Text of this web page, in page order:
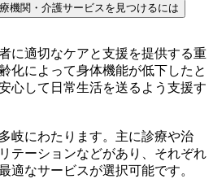
機関・介護サービスを見つけるには
に適切なケアと支援を提供する重
化によって身体機能が低下したと
心して日常生活を送るよう支援す
岐にわたります。主に診療や治
テーションなどがあり、それぞれ
適なサービスが選択可能です。